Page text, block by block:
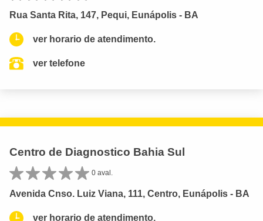
Rua Santa Rita, 147, Pequi, Eunápolis - BA
ver horario de atendimento.
ver telefone
Centro de Diagnostico Bahia Sul
0 aval.
Avenida Cnso. Luiz Viana, 111, Centro, Eunápolis - BA
ver horario de atendimento.